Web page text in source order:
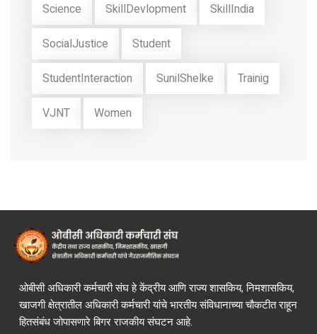
Science SkillDevlopment SkillIndia
SocialJustice Student
StudentInteraction SunilShelke Trainig
VJNT Women
ओबीसी अधिकारी कर्मचारी संघ हे केंद्रीय आणि राज्य शासकिय, निमशासकिय,
खाजगी क्षेत्रातील अधिकारी कर्मचारी यांचे भारतीय संविधानाच्या चौकटीत राहून
हितसंबंध जोपासणारे बिगर राजकीय संघटन आहे.